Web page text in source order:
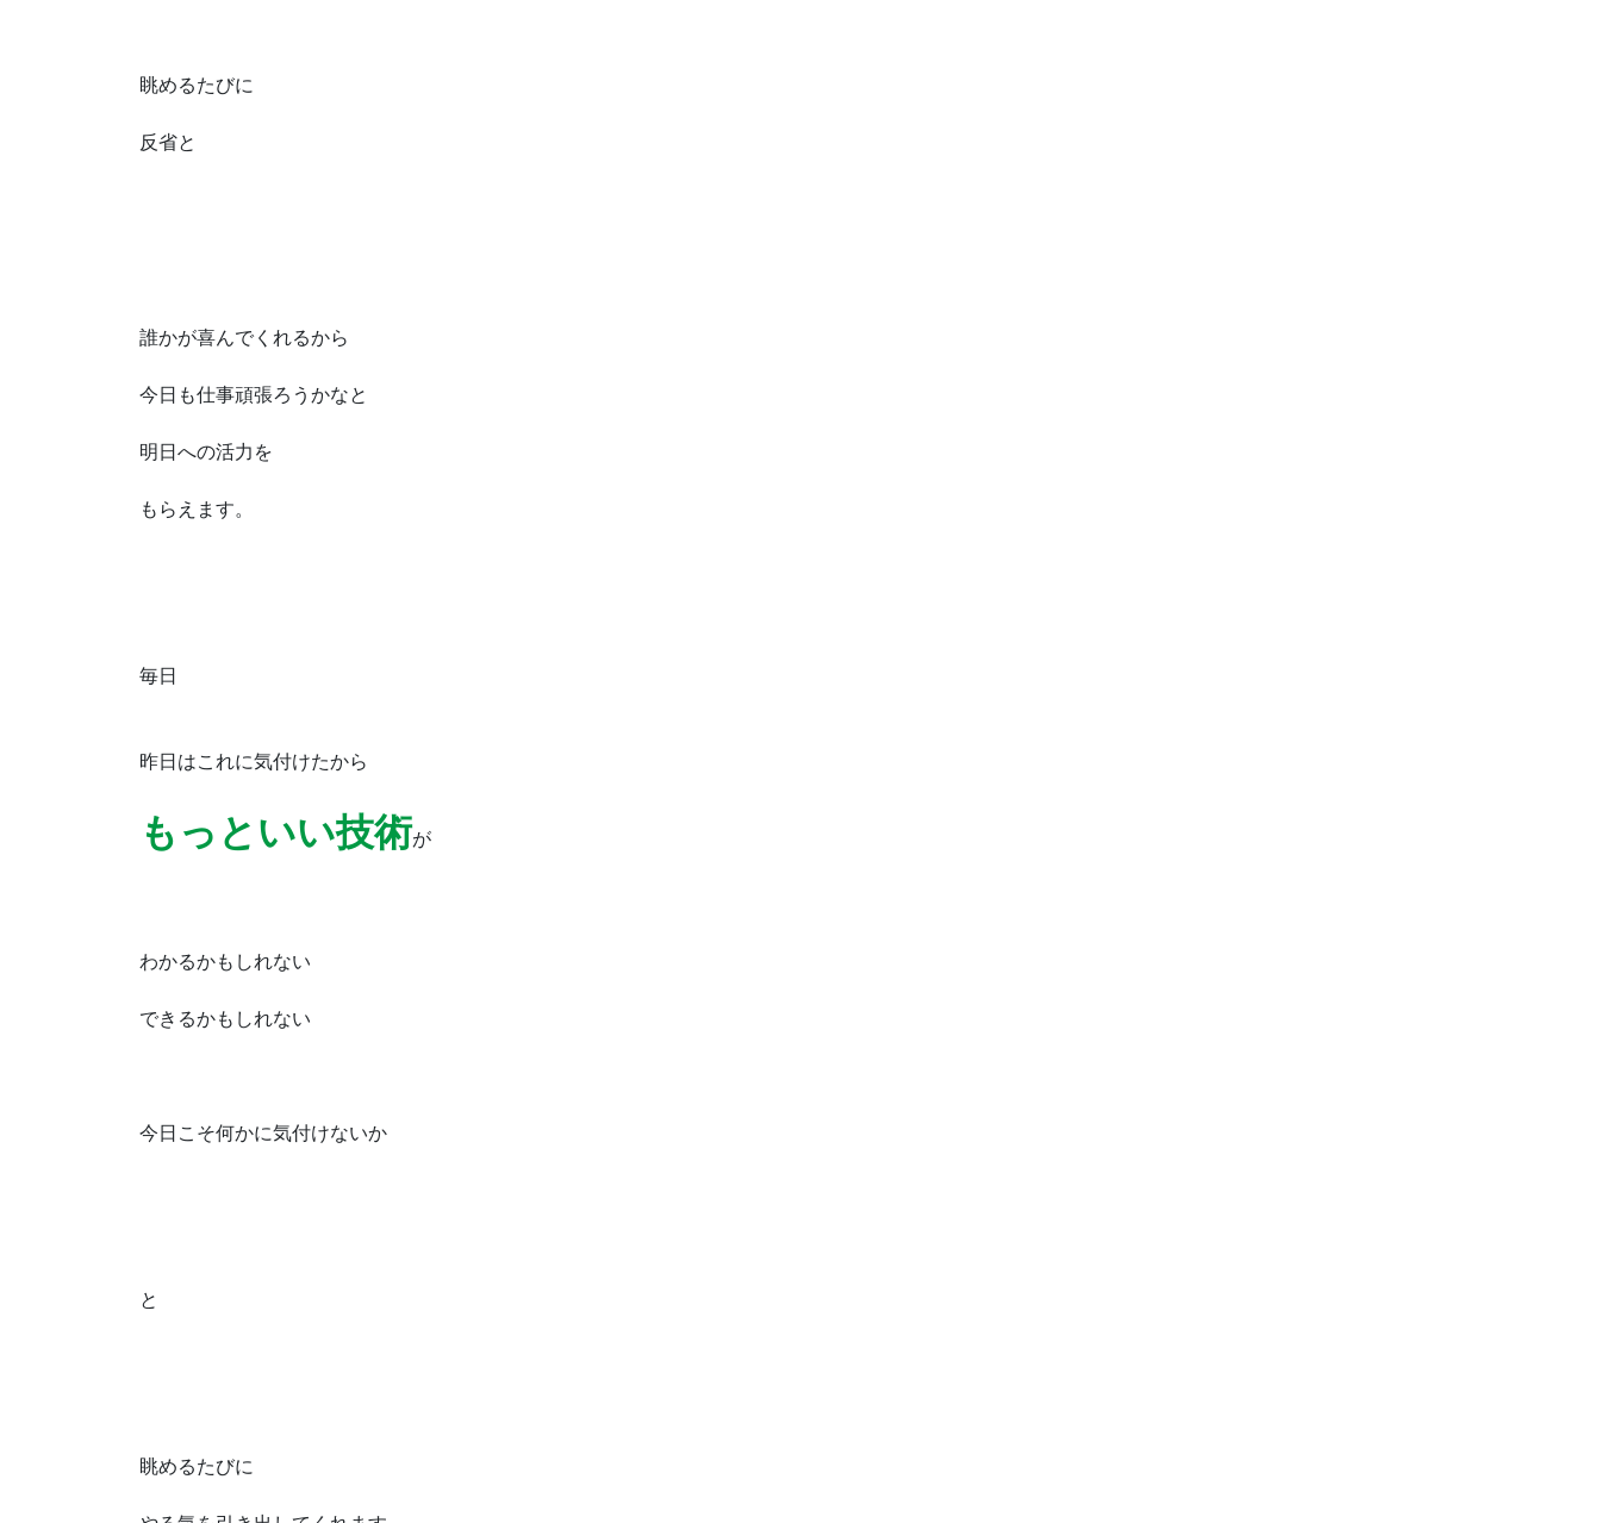
眺めるたびに
反省と
誰かが喜んでくれるから
今日も仕事頑張ろうかなと
明日への活力を
もらえます。
毎日
昨日はこれに気付けたから
もっといい技術が
わかるかもしれない
できるかもしれない
今日こそ何かに気付けないか
と
眺めるたびに